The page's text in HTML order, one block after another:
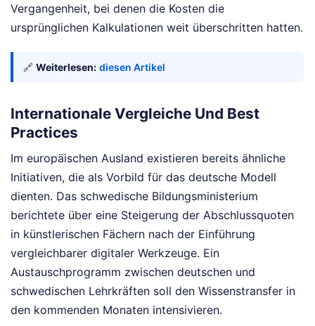
Vergangenheit, bei denen die Kosten die
ursprünglichen Kalkulationen weit überschritten hatten.
🔗 Weiterlesen: diesen Artikel
Internationale Vergleiche Und Best
Practices
Im europäischen Ausland existieren bereits ähnliche
Initiativen, die als Vorbild für das deutsche Modell
dienten. Das schwedische Bildungsministerium
berichtete über eine Steigerung der Abschlussquoten
in künstlerischen Fächern nach der Einführung
vergleichbarer digitaler Werkzeuge. Ein
Austauschprogramm zwischen deutschen und
schwedischen Lehrkräften soll den Wissenstransfer in
den kommenden Monaten intensivieren.